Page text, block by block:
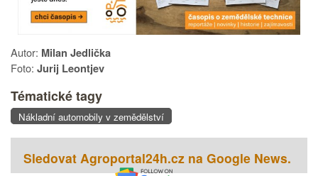
Autor: Milan Jedlička
Foto: Jurij Leontjev
Tématické tagy
Nákladní automobily v zemědělství
Sledovat Agroportal24h.cz na Google News.